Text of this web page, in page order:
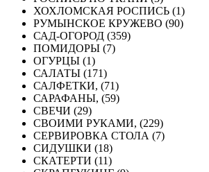
ХОХЛОМСКАЯ РОСПИСЬ (1)
РУМЫНСКОЕ КРУЖЕВО (90)
САД-ОГОРОД (359)
ПОМИДОРЫ (7)
ОГУРЦЫ (1)
САЛАТЫ (171)
САЛФЕТКИ, (71)
САРАФАНЫ, (59)
СВЕЧИ (29)
СВОИМИ РУКАМИ, (229)
СЕРВИРОВКА СТОЛА (7)
СИДУШКИ (18)
СКАТЕРТИ (11)